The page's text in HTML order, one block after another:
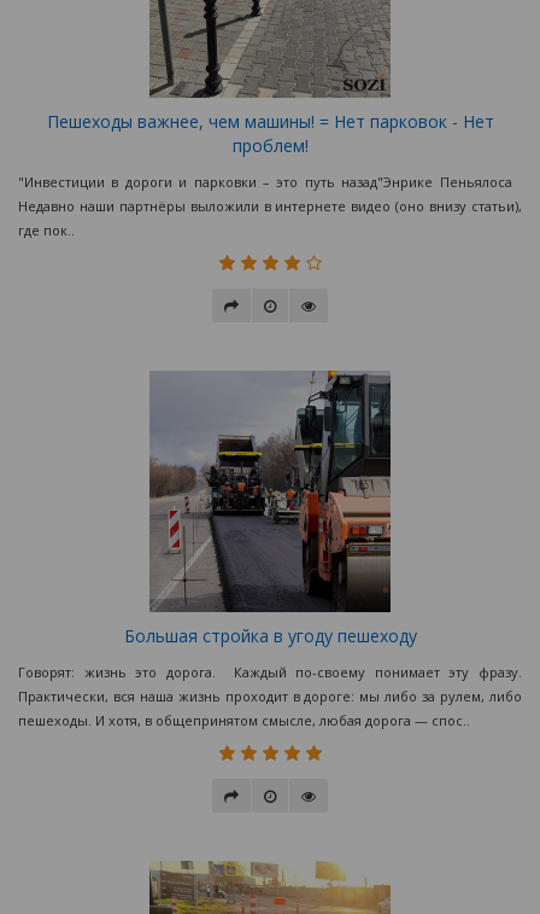
Пешеходы важнее, чем машины! = Нет парковок - Нет
проблем!
"Инвестиции в дороги и парковки – это путь назад"Энрике Пеньялоса
Недавно наши партнёры выложили в интернете видео (оно внизу статьи),
где пок..
Большая стройка в угоду пешеходу
Говорят: жизнь это дорога. Каждый по-своему понимает эту фразу.
Практически, вся наша жизнь проходит в дороге: мы либо за рулем, либо
пешеходы. И хотя, в общепринятом смысле, любая дорога — спос..